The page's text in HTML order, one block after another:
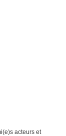
acteurs et